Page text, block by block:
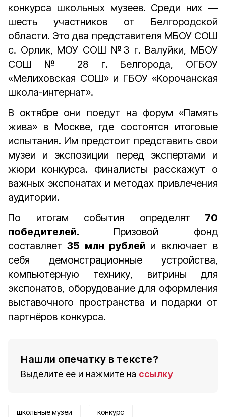
конкурса школьных музеев. Среди них —
шесть участников от Белгородской
области. Это два представителя МБОУ СОШ
с. Орлик, МОУ СОШ №3 г. Валуйки, МБОУ
СОШ № 28 г. Белгорода, ОГБОУ
«Мелиховская СОШ» и ГБОУ «Корочанская
школа-интернат».
В октябре они поедут на форум «Память
жива» в Москве, где состоятся итоговые
испытания. Им предстоит представить свои
музеи и экспозиции перед экспертами и
жюри конкурса. Финалисты расскажут о
важных экспонатах и методах привлечения
аудитории.
По итогам события определят 70
победителей. Призовой фонд
составляет 35 млн рублей и включает в
себя демонстрационные устройства,
компьютерную технику, витрины для
экспонатов, оборудование для оформления
выставочного пространства и подарки от
партнёров конкурса.
Нашли опечатку в тексте?
Выделите ее и нажмите на ссылку
школьные музеи конкурс